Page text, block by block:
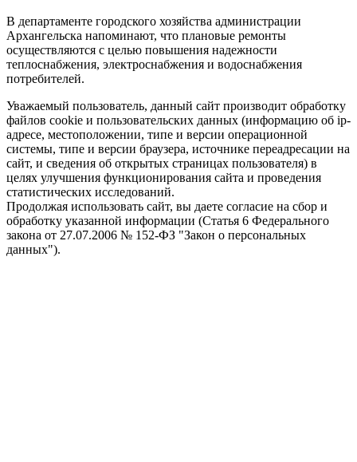
В департаменте городского хозяйства администрации
Архангельска напоминают, что плановые ремонты
осуществляются с целью повышения надежности
теплоснабжения, электроснабжения и водоснабжения
потребителей.
Уважаемый пользователь, данный сайт производит обработку
файлов cookie и пользовательских данных (информацию об ip-
адресе, местоположении, типе и версии операционной
системы, типе и версии браузера, источнике переадресации на
сайт, и сведения об открытых страницах пользователя) в
целях улучшения функционирования сайта и проведения
статистических исследований.
Продолжая использовать сайт, вы даете согласие на сбор и
обработку указанной информации (Статья 6 Федерального
закона от 27.07.2006 № 152-ФЗ "Закон о персональных
данных").